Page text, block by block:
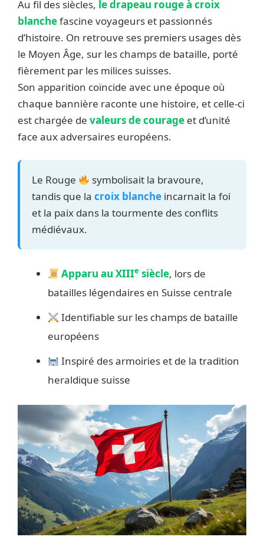
Au fil des siècles, le drapeau rouge à croix
blanchefascine voyageurs et passionnés
d’histoire. On retrouve ses premiers usages dès
le Moyen Âge, sur les champs de bataille, porté
fièrement par les milices suisses.
Son apparition coïncide avec une époque où
chaque bannière raconte une histoire, et celle-ci
est chargée de valeurs de courage et d’unité
face aux adversaires européens.
Le Rouge
symbolisait la bravoure,
tandis que la croix blanche incarnait la foi
et la paix dans la tourmente des conflits
médiévaux.
Apparu au XIIIe siècle, lors de
batailles légendaires en Suisse centrale
Identifiable sur les champs de bataille
européens
Inspiré des armoiries et de la tradition
heraldique suisse